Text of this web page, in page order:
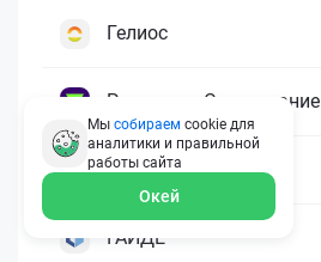
Гелиос
Ренессанс Страхование
Зетта Страхование
ГАЙДЕ
Мы собираем cookie для
аналитики и правильной
работы сайта
Окей